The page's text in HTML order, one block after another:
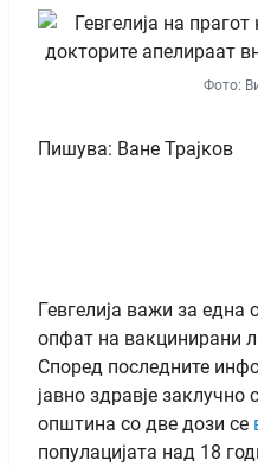
Фото:
Пишува: Ване Трајков
Гевгелија важи за една
опфат на вакцинирани
Според последните
јавно здравје
општина со две дози се
популацијата над 18